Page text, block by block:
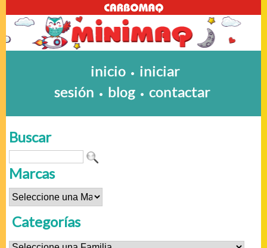
inicio • iniciar
sesión • blog • contactar
Buscar
Marcas
Categorías